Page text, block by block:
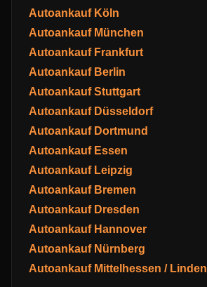
Autoankauf Köln
Autoankauf München
Autoankauf Frankfurt
Autoankauf Berlin
Autoankauf Stuttgart
Autoankauf Düsseldorf
Autoankauf Dortmund
Autoankauf Essen
Autoankauf Leipzig
Autoankauf Bremen
Autoankauf Dresden
Autoankauf Hannover
Autoankauf Nürnberg
Autoankauf Mittelhessen / Linden